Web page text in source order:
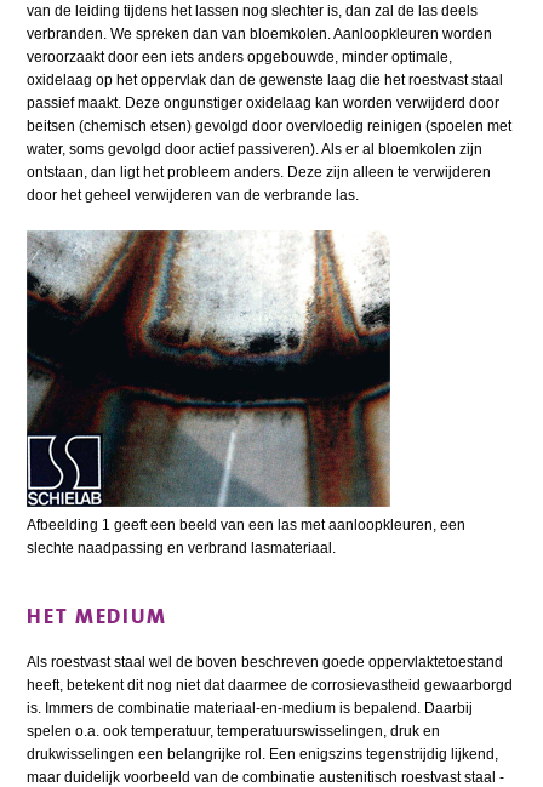
van de leiding tijdens het lassen nog slechter is, dan zal de las deels
verbranden. We spreken dan van bloemkolen. Aanloopkleuren worden
veroorzaakt door een iets anders opgebouwde, minder optimale,
oxidelaag op het oppervlak dan de gewenste laag die het roestvast staal
passief maakt. Deze ongunstiger oxidelaag kan worden verwijderd door
beitsen (chemisch etsen) gevolgd door overvloedig reinigen (spoelen met
water, soms gevolgd door actief passiveren). Als er al bloemkolen zijn
ontstaan, dan ligt het probleem anders. Deze zijn alleen te verwijderen
door het geheel verwijderen van de verbrande las.
Afbeelding 1 geeft een beeld van een las met aanloopkleuren, een
slechte naadpassing en verbrand lasmateriaal.
HET MEDIUM
Als roestvast staal wel de boven beschreven goede oppervlaktetoestand
heeft, betekent dit nog niet dat daarmee de corrosievastheid gewaarborgd
is. Immers de combinatie materiaal-en-medium is bepalend. Daarbij
spelen o.a. ook temperatuur, temperatuurswisselingen, druk en
drukwisselingen een belangrijke rol. Een enigszins tegenstrijdig lijkend,
maar duidelijk voorbeeld van de combinatie austenitisch roestvast staal -